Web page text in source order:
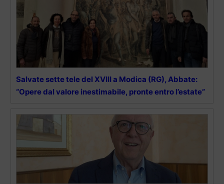
Salvate sette tele del XVIII a Modica (RG), Abbate:
“Opere dal valore inestimabile, pronte entro l’estate”